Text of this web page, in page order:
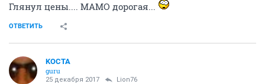
Глянул цены.... МАМО дорогая...
ОТВЕТИТЬ
KOCTA
guru
25 декабря 2017 Lion76